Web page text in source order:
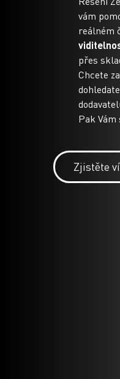
vám
reálném
přes
Chcete
Pak
Zjistěte